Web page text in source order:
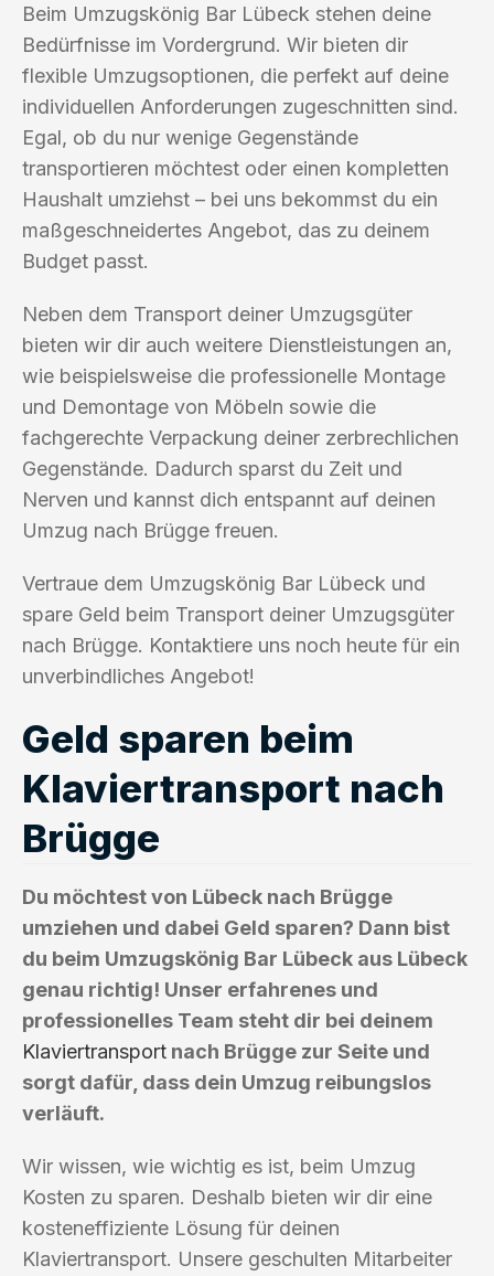
Beim Umzugskönig Bar Lübeck stehen deine
Bedürfnisse im Vordergrund. Wir bieten dir
flexible Umzugsoptionen, die perfekt auf deine
individuellen Anforderungen zugeschnitten sind.
Egal, ob du nur wenige Gegenstände
transportieren möchtest oder einen kompletten
Haushalt umziehst – bei uns bekommst du ein
maßgeschneidertes Angebot, das zu deinem
Budget passt.
Neben dem Transport deiner Umzugsgüter
bieten wir dir auch weitere Dienstleistungen an,
wie beispielsweise die professionelle Montage
und Demontage von Möbeln sowie die
fachgerechte Verpackung deiner zerbrechlichen
Gegenstände. Dadurch sparst du Zeit und
Nerven und kannst dich entspannt auf deinen
Umzug nach Brügge freuen.
Vertraue dem Umzugskönig Bar Lübeck und
spare Geld beim Transport deiner Umzugsgüter
nach Brügge. Kontaktiere uns noch heute für ein
unverbindliches Angebot!
Geld sparen beim
Klaviertransport nach
Brügge
Du möchtest von Lübeck nach Brügge
umziehen und dabei Geld sparen? Dann bist
du beim Umzugskönig Bar Lübeck aus Lübeck
genau richtig! Unser erfahrenes und
professionelles Team steht dir bei deinem
Klaviertransport nach Brügge zur Seite und
sorgt dafür, dass dein Umzug reibungslos
verläuft.
Wir wissen, wie wichtig es ist, beim Umzug
Kosten zu sparen. Deshalb bieten wir dir eine
kosteneffiziente Lösung für deinen
Klaviertransport. Unsere geschulten Mitarbeiter